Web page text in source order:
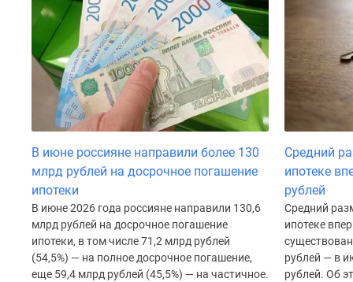
Коттеджные
водоема
Коттеджные
ипотеку
Бизнес-
Коттеджи
Скидки
В июне россияне направили более 130
млрд рублей на досрочное погашение
ипотеки
В июне 2026 года россияне направили 130,6
млрд рублей на досрочное погашение
ипотеки, в том числе 71,2 млрд рублей
(54,5%) — на полное досрочное погашение,
еще 59,4 млрд рублей (45,5%) — на частичное.
Средний
ипотеке
рублей
Средний
ипотеке
рублей — в
рублей. Об